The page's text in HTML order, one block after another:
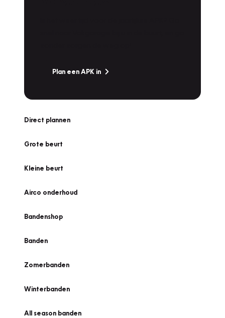
Plan een APK in
Direct plannen
Grote beurt
Kleine beurt
Airco onderhoud
Bandenshop
Banden
Zomerbanden
Winterbanden
All season banden